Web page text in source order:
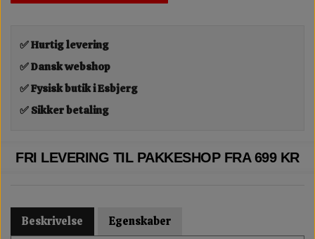
✅ Hurtig levering
✅ Dansk webshop
✅ Fysisk butik i Esbjerg
✅ Sikker betaling
FRI LEVERING TIL PAKKESHOP FRA 699 KR
Beskrivelse Egenskaber